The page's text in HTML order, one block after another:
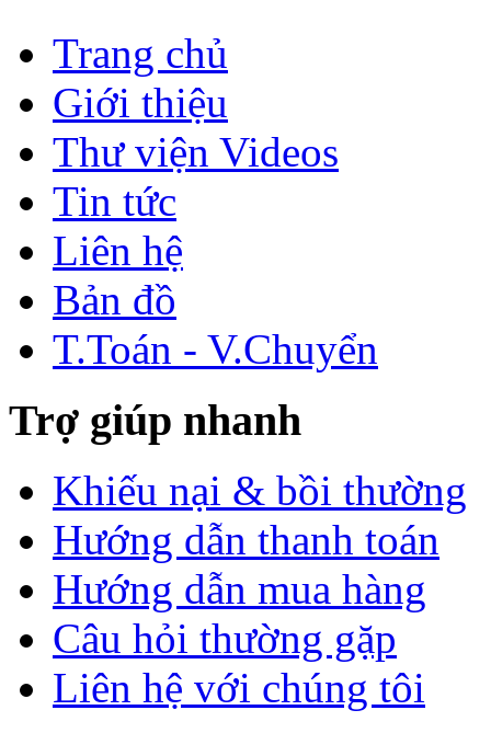
Trang chủ
Giới thiệu
Thư viện Videos
Tin tức
Liên hệ
Bản đồ
T.Toán - V.Chuyển
Trợ giúp nhanh
Khiếu nại & bồi thường
Hướng dẫn thanh toán
Hướng dẫn mua hàng
Câu hỏi thường gặp
Liên hệ với chúng tôi